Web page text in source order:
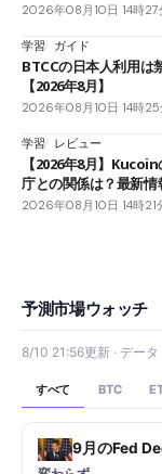
2026年08月10日 14時27
学習 ガイド
BTCCの日本人利用は
【2026年8月】
2026年08月10日 14時25
学習 レビュー
【2026年8月】
庁との関係は？最新情
2026年08月10日 14時21
予測市場ウォッチ
8/10 21:56更新 · デー
すべて BTC
9月のFed